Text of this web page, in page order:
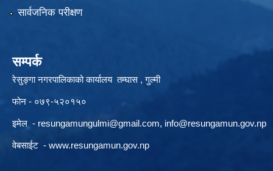
सार्वजनिक परीक्षण
सम्पर्क
रेसुङ्गा नगरपालिकाको कार्यालय तम्घास , गुल्मी
फोन - ०७९-५२०१५०
इमेल - resungamungulmi@gmail.com, info@resungamun.gov.np
वेबसाईट - www.resungamun.gov.np